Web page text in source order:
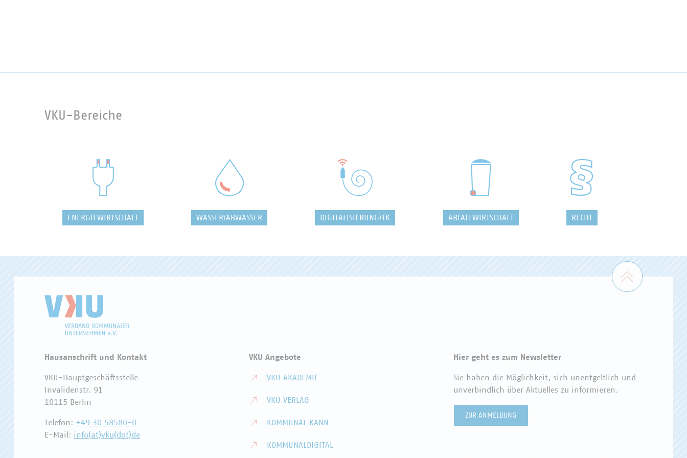
VKU-Bereiche
ENERGIEWIRTSCHAFT WASSER/ABWASSER DIGITALISIERUNG/TK ABFALLWIRTSCHAFT RECHT
Zum
Hausanschrift und Kontakt
VKU-Hauptgeschäftsstelle
Invalidenstr. 91
10115 Berlin
Telefon: +49 30 58580-0
E-Mail: info(at)vku(dot)de
VKU Angebote
VKU AKADEMIE
VKU VERLAG
KOMMUNAL KANN
KOMMUNALDIGITAL
Hier geht es zum Newsletter
Sie haben die Möglichkeit, sich unentgeltlich und
unverbindlich über Aktuelles zu informieren.
ZUR ANMELDUNG